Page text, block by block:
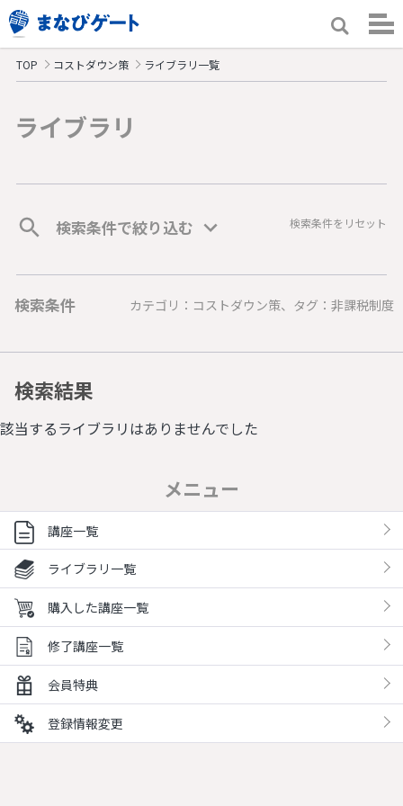
TOP コストダウン策 ライブラリ一覧
ライブラリ
検索条件で絞り込む 検索条件をリセット
検索条件 カテゴリ：コストダウン策、タグ：非課税制度
検索結果
該当するライブラリはありませんでした
メニュー
講座一覧
ライブラリ一覧
購入した講座一覧
修了講座一覧
会員特典
登録情報変更